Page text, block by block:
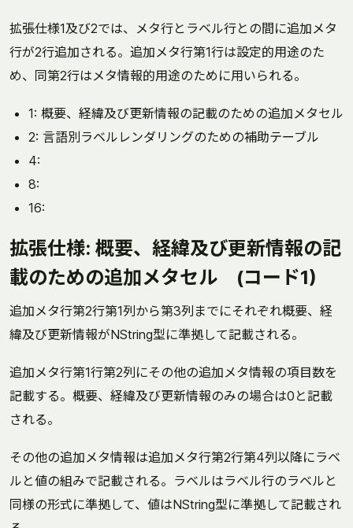
拡張仕様1及び2では、メタ行とラベル行との間に追加メタ
行が2行追加される。追加メタ行第1行は設定的用途のた
め、同第2行はメタ情報的用途のために用いられる。
1: 概要、経緯及び更新情報の記載のための追加メタセル
2: 言語別ラベルレンダリングのための補助テーブル
4:
8:
16:
拡張仕様: 概要、経緯及び更新情報の記
載のための追加メタセル (コード1)
追加メタ行第2行第1列から第3列までにそれぞれ概要、経
緯及び更新情報がNString型に準拠して記載される。
追加メタ行第1行第2列にその他の追加メタ情報の項目数を
記載する。概要、経緯及び更新情報のみの場合は0と記載
される。
その他の追加メタ情報は追加メタ行第2行第4列以降にラベ
ルと値の組みで記載される。ラベルはラベル行のラベルと
同様の形式に準拠して、値はNString型に準拠して記載され